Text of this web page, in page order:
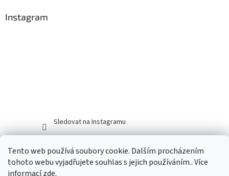
Tento web používá soubory cookie. Dalším procházením
tohoto webu vyjadřujete souhlas s jejich používáním.. Více
informacízde.
Instagram
Sledovat na Instagramu